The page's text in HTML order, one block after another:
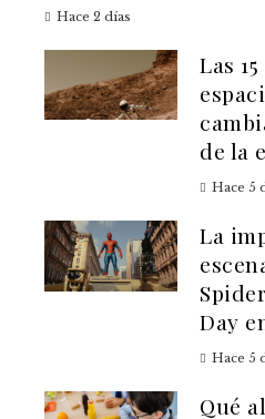
Hace 2 días
Las
de la
Hace 5
La
Day
Hace 5
Qué